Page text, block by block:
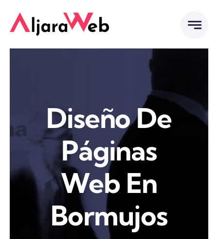
Diseño De
Páginas
Web En
Bormujos